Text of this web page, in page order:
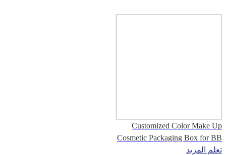
Customized Color Make Up
Cosmetic Packaging Box for BB
Cream
تعلم المزيد